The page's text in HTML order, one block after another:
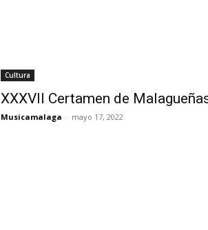
Cultura
XXXVII Certamen de
Musicamalaga - mayo 17, 2022